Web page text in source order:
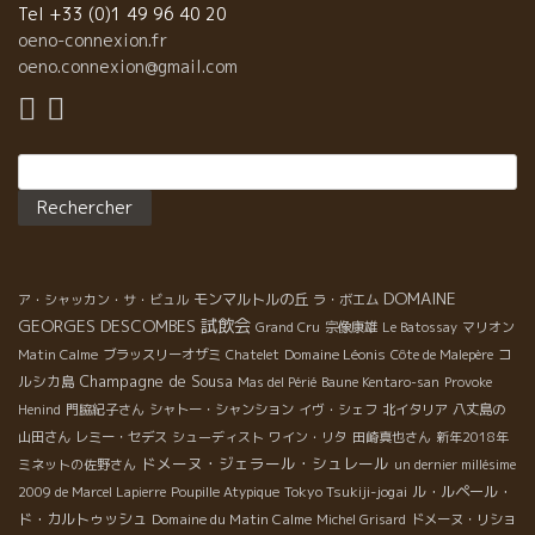
profonde et infinie. ★ Tavel Vintage 15 …. L’Anglore, Eric
Pfifferling Lorsque vous réfléchissez […]
Tel +33 (0)1 49 96 40 20
oeno-connexion.fr
oeno.connexion@gmail.com
ア・シャッカン・サ・ビュル モンマルトルの丘 ラ・ボエム DOMAINE
GEORGES DESCOMBES 試飲会 Grand Cru 宗像康雄 Le Batossay マリオン
Matin Calme ブラッスリーオザミ Chatelet Domaine Léonis Côte de Malepère コ
ルシカ島 Champagne de Sousa Mas del Périé Baune Kentaro-san Provoke
Henind 門脇紀子さん シャトー・シャンション イヴ・シェフ 北イタリア 八丈島の
山田さん レミー・セデス シューディスト ワイン・リタ 田崎真也さん 新年2018年
ミネットの佐野さん ドメーヌ・ジェラール・シュレール un dernier millésime
2009 de Marcel Lapierre Poupille Atypique Tokyo Tsukiji-jogai ル・ルペール・
ド・カルトゥッシュ Domaine du Matin Calme Michel Grisard ドメーヌ・リショ